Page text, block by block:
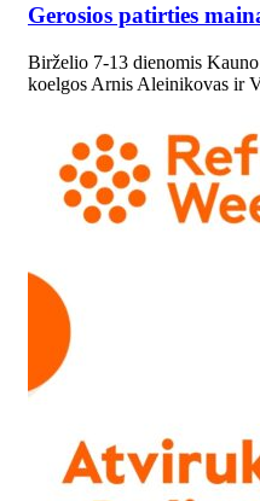
Gerosios patirties
Birželio 7-13 dienomis
koelgos Arnis Aleinikovas ir